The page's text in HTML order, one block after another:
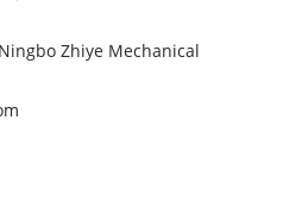
Zhiye Mechanical